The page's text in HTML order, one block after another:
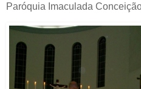
Paróquia Imaculada